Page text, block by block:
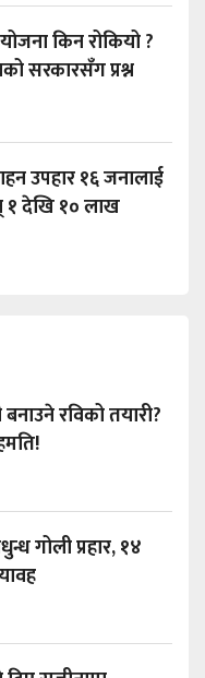
किन रोकियो ?
सरकारसँग प्रश्न
उपहार १६ जनालाई
१ देखि १० लाख
बनाउने रविको तयारी?
गोली प्रहार, १४